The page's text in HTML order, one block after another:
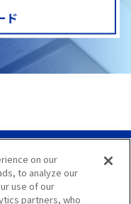
ド
on our
to analyze our
use of our
partners, who